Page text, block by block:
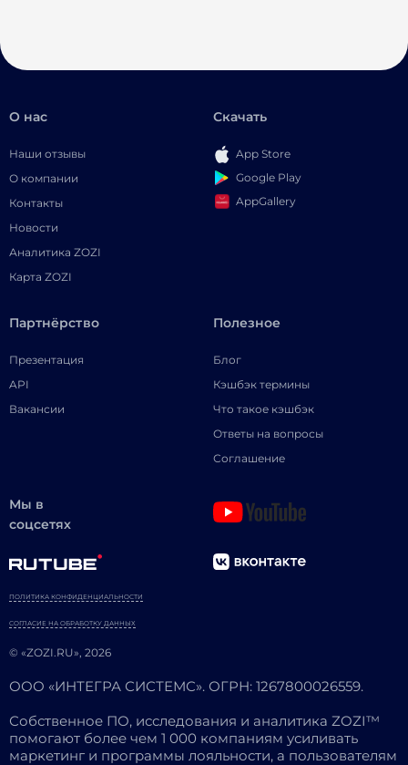
О нас
Наши отзывы
О компании
Контакты
Новости
Аналитика ZOZI
Карта ZOZI
Скачать
App Store
Google Play
AppGallery
Партнёрство
Презентация
API
Вакансии
Полезное
Блог
Кэшбэк термины
Что такое кэшбэк
Ответы на вопросы
Соглашение
Мы в
соцсетях
© «ZOZI.RU», 2026
ПОЛИТИКА КОНФИДЕНЦИАЛЬНОСТИ
СОГЛАСИЕ НА ОБРАБОТКУ ДАННЫХ
ООО «ИНТЕГРА СИСТЕМС». ОГРН: 1267800026559.
Собственное ПО, исследования и аналитика ZOZI™
помогают более чем 1 000 компаниям усиливать
маркетинг и программы лояльности, а пользователям